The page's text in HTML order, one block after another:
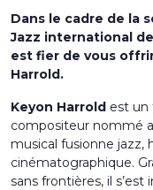
Dans le cadre de la
Jazz international
est fier de vous
Harrold.
Keyon Harrold est
compositeur nommé
musical fusionne jazz,
cinématographique.
sans frontières, il